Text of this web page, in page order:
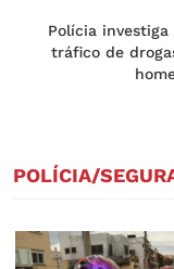
Polícia
tráfico de
POLÍCIA/